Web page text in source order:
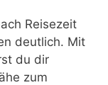
Reisezeit
deutlich. Mit
du dir
zum